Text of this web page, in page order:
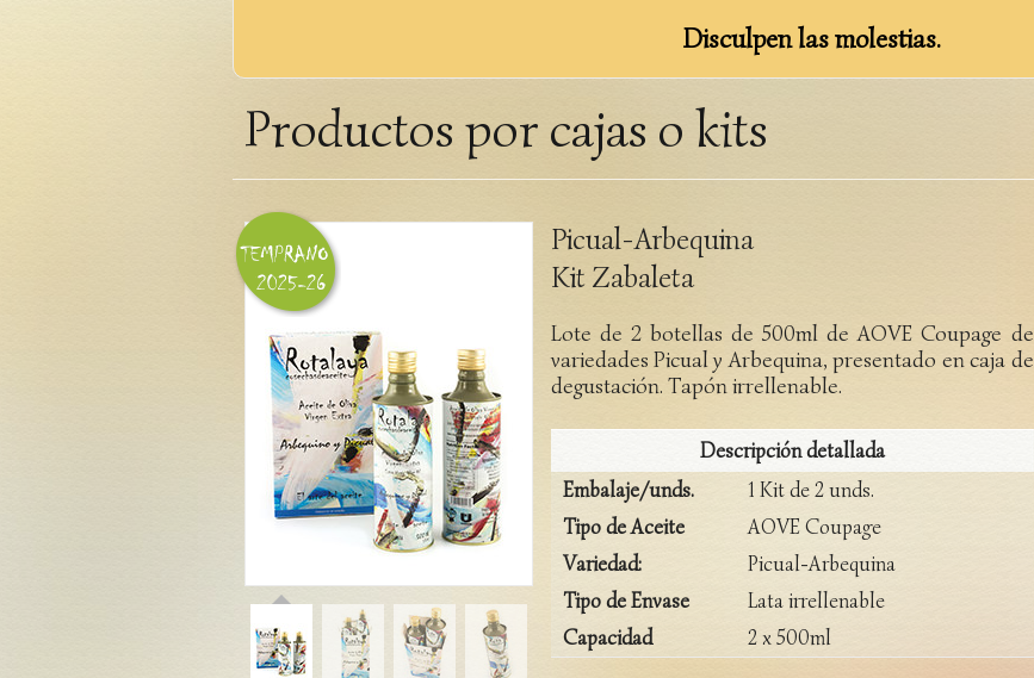
Disculpen las molestias.
Productos por cajas o kits
Picual-Arbequina
Kit Zabaleta
Lote de 2 botellas de 500ml de AOVE Coupage de
variedades Picual y Arbequina, presentado en caja de
degustación. Tapón irrellenable.
Descripción detallada
Embalaje/unds.
1 Kit de 2 unds.
Tipo de Aceite
AOVE Coupage
Variedad:
Picual-Arbequina
Tipo de Envase
Lata irrellenable
Capacidad
2 x 500ml